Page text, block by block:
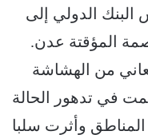
البنك الدولي إلى
المؤقتة عدن.
من الهشاشة
في تدهور الحالة
المناطق وأثرت سلبا